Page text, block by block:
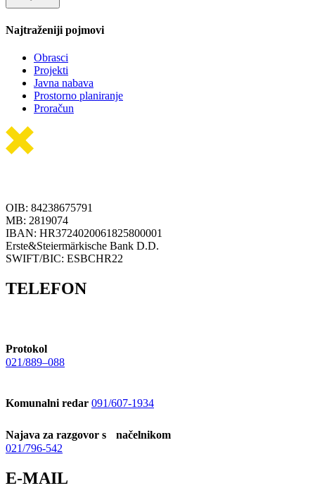
Najtraženiji pojmovi
Obrasci
Projekti
Javna nabava
Prostorno planiranje
Proračun
OIB: 84238675791
MB: 2819074
IBAN: HR3724020061825800001
Erste&Steiermärkische Bank D.D.
SWIFT/BIC: ESBCHR22
TELEFON
Protokol
021/889–088
Komunalni redar 091/607-1934
Najava za razgovor s načelnikom
021/796-542
E-MAIL